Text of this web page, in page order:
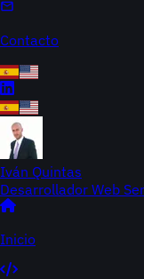
Contacto
Iván Quintas
Desarrollador Web
Inicio